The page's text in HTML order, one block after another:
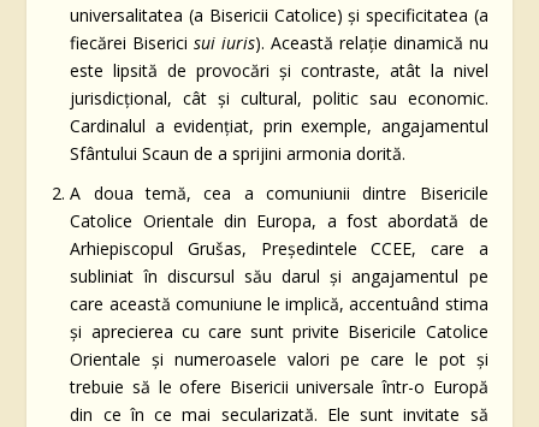
universalitatea (a Bisericii Catolice) și specificitatea (a
fiecărei Bisericisui iuris). Această relație dinamică nu
este lipsită de provocări și contraste, atât la nivel
jurisdicțional, cât și cultural, politic sau economic.
Cardinalul a evidențiat, prin exemple, angajamentul
Sfântului Scaun de a sprijini armonia dorită.
A doua temă, cea a comuniunii dintre Bisericile
Catolice Orientale din Europa, a fost abordată de
Arhiepiscopul Grušas, Președintele CCEE, care a
subliniat în discursul său darul și angajamentul pe
care această comuniune le implică, accentuând stima
și aprecierea cu care sunt privite Bisericile Catolice
Orientale și numeroasele valori pe care le pot și
trebuie să le ofere Bisericii universale într-o Europă
din ce în ce mai secularizată. Ele sunt invitate să